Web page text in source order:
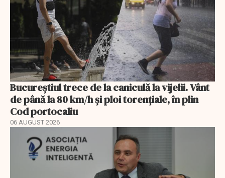
Bucureștiul trece de la caniculă la vijelii. Vânt
de până la 80 km/h și ploi torențiale, în plin
Cod portocaliu
06 AUGUST 2026